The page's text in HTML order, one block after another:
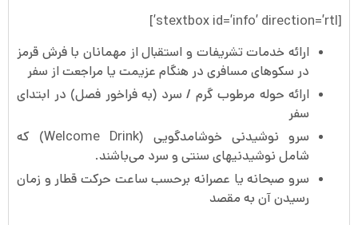
[stextbox id=’info’ direction=’rtl’]
ارائه خدمات تشریفات و استقبال از مهمانان با فرش قرمز
در سکوهای مسافری در هنگام عزیمت یا مراجعت از سفر
ارائه حوله مرطوب گرم / سرد (به فراخور فصل) در ابتدای
سفر
سرو نوشیدنی خوشامدگویی (Welcome Drink) که
شامل نوشیدنی­های سنتی و سرد می‌باشند.
سرو صبحانه یا عصرانه برحسب ساعت حرکت قطار و زمان
رسیدن آن به مقصد